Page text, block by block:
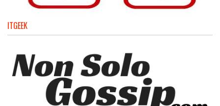
ITGEEK